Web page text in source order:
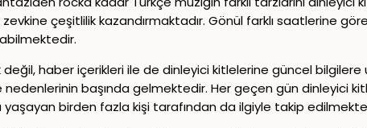
çeşitlilik kazandırmaktadır. Gönül farklı saatlerine
haber içerikleri ile de dinleyici kitlelerine güncel bilgilere
başında gelmektedir. Her geçen gün dinleyici
yaşayan birden fazla kişi tarafından da ilgiyle takip